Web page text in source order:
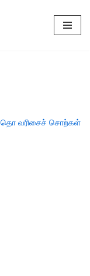
தொ வரிசைச் சொற்கள்